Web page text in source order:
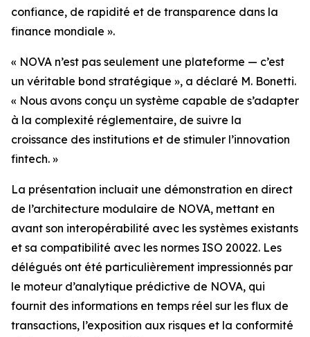
confiance, de rapidité et de transparence dans la
finance mondiale ».
« NOVA n’est pas seulement une plateforme — c’est
un véritable bond stratégique », a déclaré M. Bonetti.
« Nous avons conçu un système capable de s’adapter
à la complexité réglementaire, de suivre la
croissance des institutions et de stimuler l’innovation
fintech. »
La présentation incluait une démonstration en direct
de l’architecture modulaire de NOVA, mettant en
avant son interopérabilité avec les systèmes existants
et sa compatibilité avec les normes ISO 20022. Les
délégués ont été particulièrement impressionnés par
le moteur d’analytique prédictive de NOVA, qui
fournit des informations en temps réel sur les flux de
transactions, l’exposition aux risques et la conformité